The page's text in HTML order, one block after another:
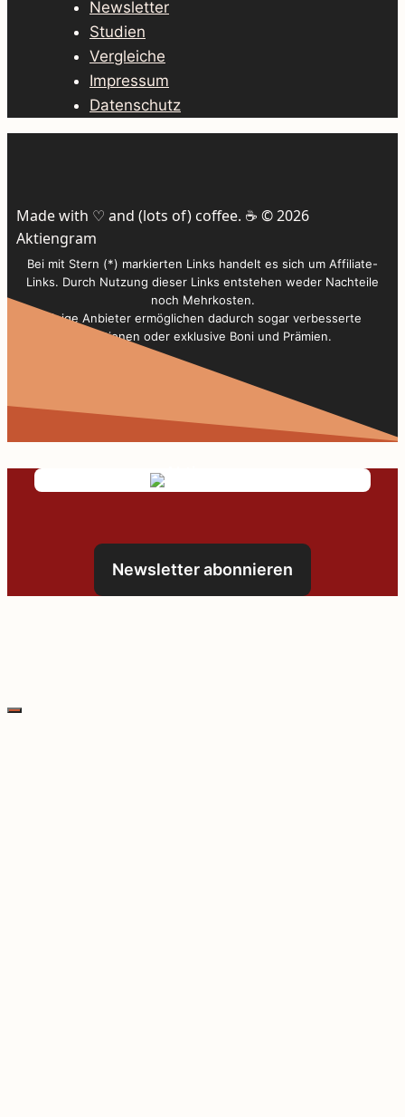
Newsletter
Studien
Vergleiche
Impressum
Datenschutz
Made with ♡ and (lots of) coffee. ☕️ © 2026
Aktiengram
Bei mit Stern (*) markierten Links handelt es sich um Affiliate-
Links. Durch Nutzung dieser Links entstehen weder Nachteile
noch Mehrkosten.
Einige Anbieter ermöglichen dadurch sogar verbesserte
Konditionen oder exklusive Boni und Prämien.
Newsletter abonnieren
Schließen